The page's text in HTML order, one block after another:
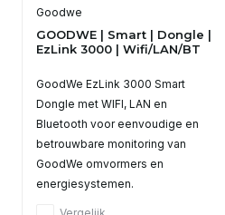
Goodwe
GOODWE | Smart | Dongle |
EzLink 3000 | Wifi/LAN/BT
GoodWe EzLink 3000 Smart
Dongle met WIFI, LAN en
Bluetooth voor eenvoudige en
betrouwbare monitoring van
GoodWe omvormers en
energiesystemen.